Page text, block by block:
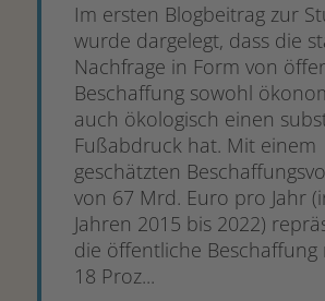
Im ersten Blogbeitrag zur
wurde dargelegt, dass die
Nachfrage in Form von
Beschaffung sowohl
auch ökologisch einen
Fußabdruck hat. Mit einem
geschätzten
von 67 Mrd. Euro pro Jahr
Jahren 2015 bis 2022)
die öffentliche Beschaffung
18 Proz...